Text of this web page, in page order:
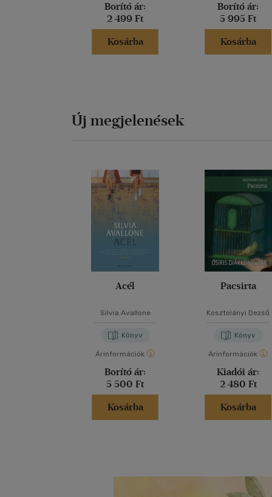
Borító ár:
2 499 Ft
Kosárba
Borító ár:
5 995 Ft
Kosárba
Új megjelenések
Acél
Silvia Avallone
Könyv
Árinformációk
Borító ár:
5 500 Ft
Kosárba
Pacsirta
Kosztolányi Dezső
Könyv
Árinformációk
Kiadói ár:
2 480 Ft
Kosárba